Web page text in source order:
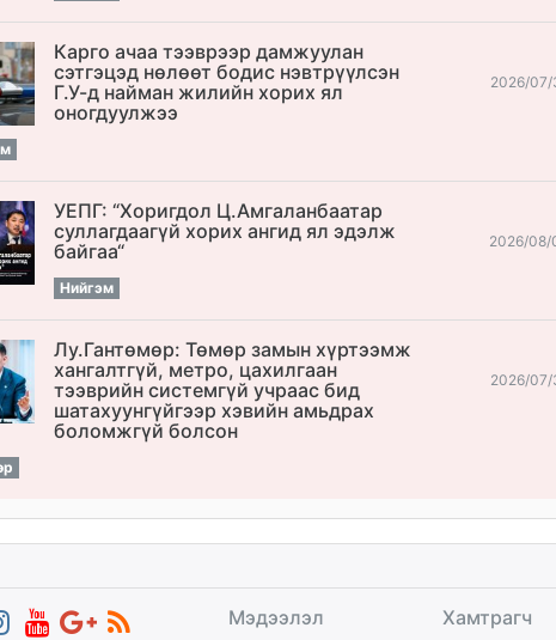
Карго ачаа тээврээр дамжуулан
сэтгэцэд нөлөөт бодис нэвтрүүлсэн
Г.У-д найман жилийн хорих ял
оногдуулжээ
2026/07/
УЕПГ: “Хоригдол Ц.Амгаланбаатар
cуллагдаагүй хорих ангид ял эдэлж
байгаа“
Нийгэм
2026/08/
Лу.Гантөмөр: Төмөр замын хүртээмж
хангалтгүй, метро, цахилгаан
тээврийн системгүй учраас бид
шатахуунгүйгээр хэвийн амьдрах
боломжгүй болсон
2026/07/
Мэдээлэл Хамтрагч